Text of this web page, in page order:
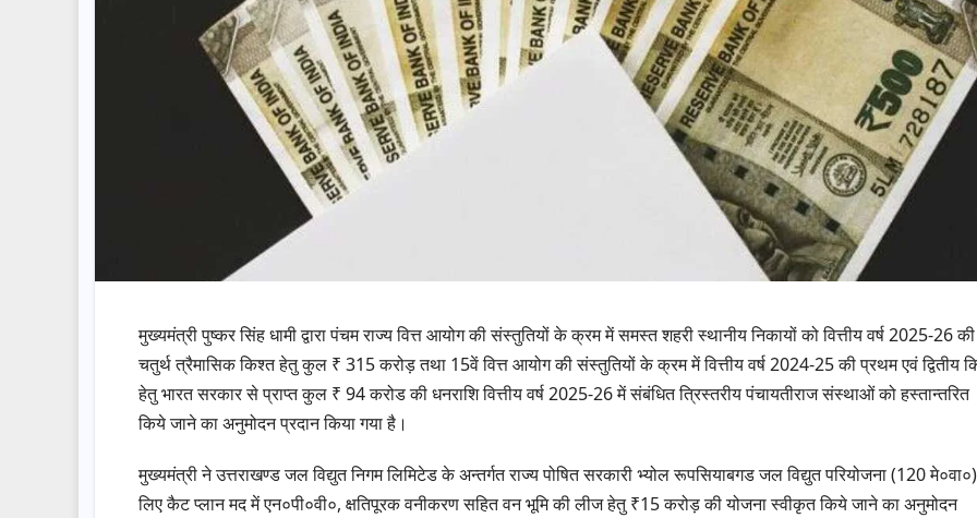
मुख्यमंत्री पुष्कर सिंह धामी द्वारा पंचम राज्य वित्त आयोग की संस्तुतियों के क्रम में समस्त शहरी स्थानीय निकायों को वित्तीय वर्ष 2025-26 की
चतुर्थ त्रैमासिक किश्त हेतु कुल ₹ 315 करोड़ तथा 15वें वित्त आयोग की संस्तुतियों के क्रम में वित्तीय वर्ष 2024-25 की प्रथम एवं द्वितीय
हेतु भारत सरकार से प्राप्त कुल ₹ 94 करोड की धनराशि वित्तीय वर्ष 2025-26 में संबंधित त्रिस्तरीय पंचायतीराज संस्थाओं को हस्तान्तरित
किये जाने का अनुमोदन प्रदान किया गया है।
मुख्यमंत्री ने उत्तराखण्ड जल विद्युत निगम लिमिटेड के अन्तर्गत राज्य पोषित सरकारी भ्योल रूपसियाबगड जल विद्युत परियोजना (120
लिए कैट प्लान मद में एन०पी०वी०, क्षतिपूरक वनीकरण सहित वन भूमि की लीज हेतु ₹15 करोड़ की योजना स्वीकृत किये जाने का अनुमोदन